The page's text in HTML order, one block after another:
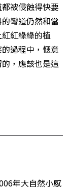
被侵蝕得快要
彎道仍然和當
紅綠綠的植
過程中，愜意
，應該也是這
年大自然小感